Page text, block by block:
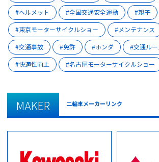
ヘルメット
全国交通安全運動 親子
東京モーターサイクルショー
メンテナンス
交通事故
免許 ホンダ 交通ルー
快適性向上
名古屋モーターサイクルショー
MAKER 二輪車メーカーリンク